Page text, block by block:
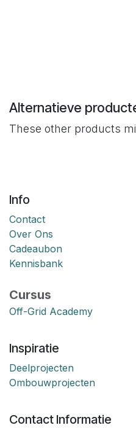
Alternatieve
These other products
Info
Contact
Over Ons
Cadeaubon
Kennisbank
Cursus
Off-Grid Academy
Inspiratie
Deelprojecten
Ombouwprojecten
Contact Informatie